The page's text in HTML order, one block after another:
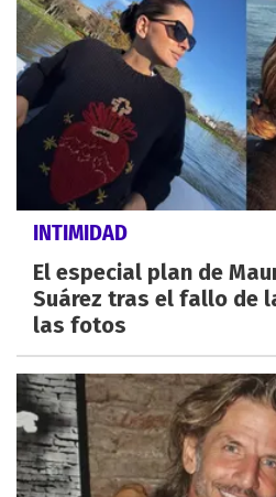
INTIMIDAD
El especial plan de
Suárez tras el fallo de
las fotos